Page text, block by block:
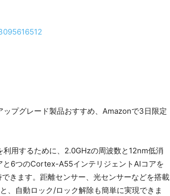
用するために、2.0GHzの周波数と12nm低消
6つのCortex-A55インテリジェントAIコアを
きます。距離センサー、光センサーなどを搭載
、自動ロック/ロック解除も簡単に実現できま